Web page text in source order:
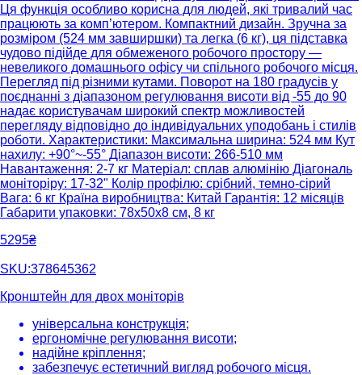
Ця функція особливо корисна для людей, які тривалий час
працюють за комп’ютером. Компактний дизайн. Зручна за
розміром (524 мм завширшки) та легка (6 кг), ця підставка
чудово підійде для обмеженого робочого простору —
невеликого домашнього офісу чи спільного робочого місця.
Перегляд під різними кутами. Поворот на 180 градусів у
поєднанні з діапазоном регулювання висоти від -55 до 90
надає користувачам широкий спектр можливостей
перегляду відповідно до індивідуальних уподобань і стилів
роботи. Характеристики: Максимальна ширина: 524 мм Кут
нахилу: +90°~-55° Діапазон висоти: 266-510 мм
Навантаження: 2-7 кг Матеріал: сплав алюмінію Діагональ
моніторіру: 17-32" Колір профілю: срібний, темно-сірий
Вага: 6 кг Країна виробництва: Китай Гарантія: 12 місяців
Габарити упаковки: 78х50х8 см, 8 кг
5295₴
SKU:378645362
Кронштейн для двох моніторів
універсальна конструкція;
ергономічне регулювання висоти;
надійне кріплення;
забезпечує естетичний вигляд робочого місця.